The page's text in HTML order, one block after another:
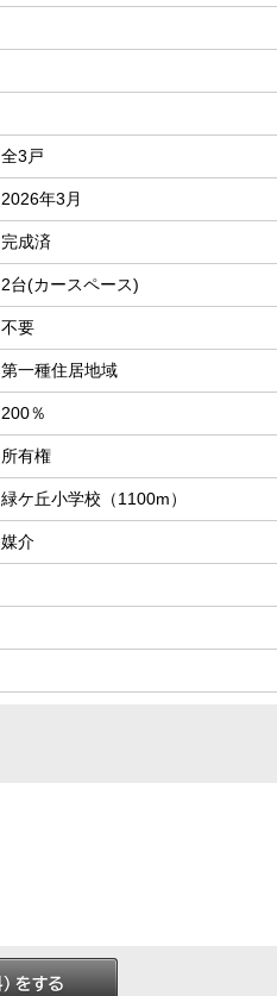
全3戸
2026年3月
完成済
2台(カースペース)
不要
第一種住居地域
200％
所有権
緑ケ丘小学校（1100m）
媒介